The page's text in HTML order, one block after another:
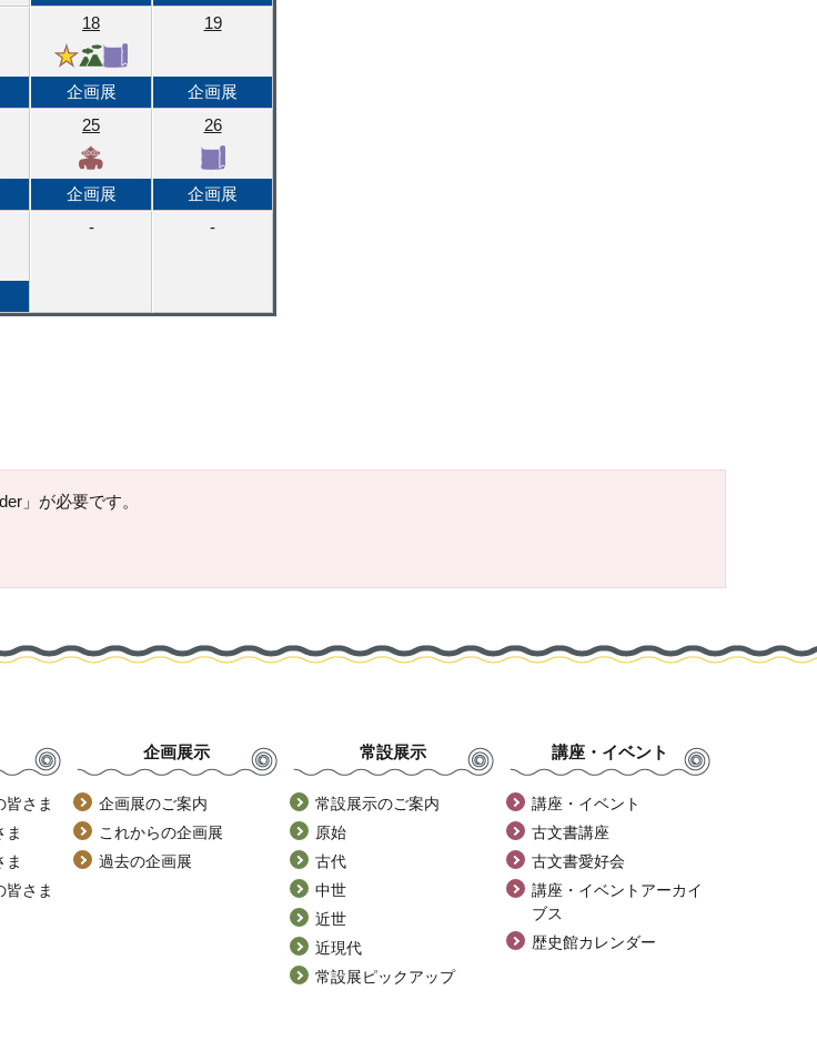
18
企画展
19
企画展
25
企画展
26
企画展
- -
」が必要です。
皆さま
ま
ま
皆さま
企画展示
企画展のご案内
これからの企画展
過去の企画展
常設展示
常設展示のご案内
原始
古代
中世
近世
近現代
常設展ピックアップ
講座・イベント
講座・イベント
古文書講座
古文書愛好会
講座・イベントアーカイ
ブス
歴史館カレンダー